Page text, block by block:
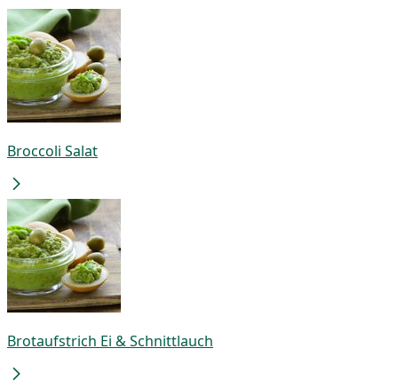
Broccoli Salat
Brotaufstrich Ei & Schnittlauch